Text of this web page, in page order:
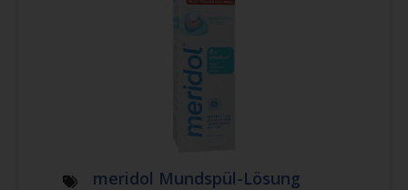
meridol Mundspül-Lösung